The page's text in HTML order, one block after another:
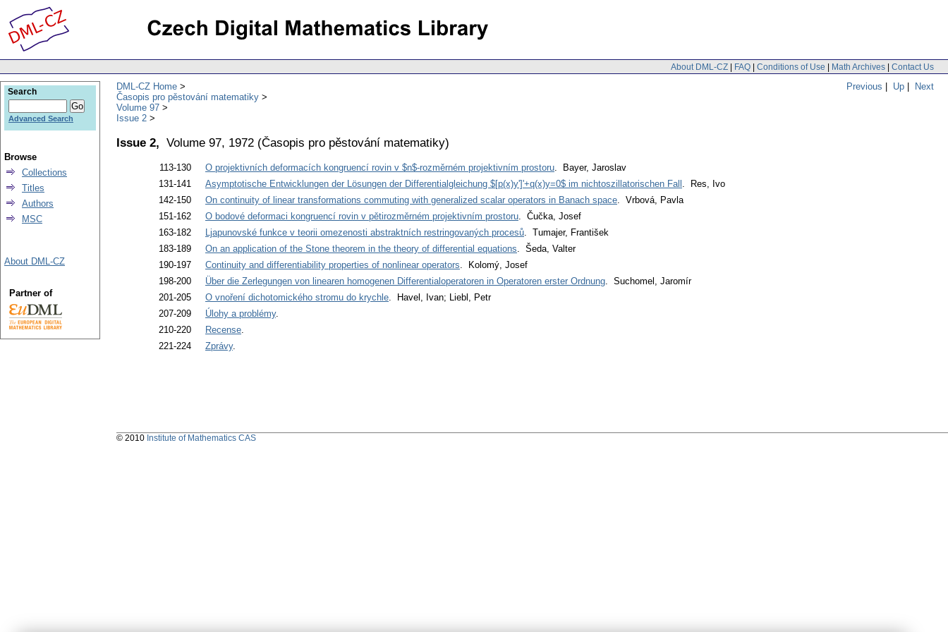
About DML-CZ | FAQ | Conditions of Use | Math Archives | Contact Us
Previous | Up | Next
DML-CZ Home
Časopis pro pěstování matematiky
Volume 97
Issue 2
Issue 2, Volume 97, 1972 (Časopis pro pěstování matematiky)
113-130 O projektivních deformacích kongruencí rovin v $n$-rozměrném projektivním prostoru. Bayer, Jaroslav
131-141
Asymptotische Entwicklungen der Lösungen der Differentialgleichung $[p(x)y']'+q(x)y=0$ im nichtoszillatorischen Fall . Res, Ivo
142-150
On continuity of linear transformations commuting with generalized scalar operators in Banach space. Vrbová, Pavla
151-162
O bodové deformaci kongruencí rovin v pětirozměrném projektivním prostoru. Čučka, Josef
163-182
Ljapunovské funkce v teorii omezenosti abstraktních restringovaných procesů. Tumajer, František
183-189
On an application of the Stone theorem in the theory of differential equations. Šeda, Valter
190-197
Continuity and differentiability properties of nonlinear operators. Kolomý, Josef
198-200
Über die Zerlegungen von linearen homogenen Differentialoperatoren in Operatoren erster Ordnung. Suchomel, Jaromír
201-205
O vnoření dichotomického stromu do krychle. Havel, Ivan; Liebl, Petr
207-209
Úlohy a problémy.
210-220
Recense.
221-224
Zprávy.
Search
Advanced Search
Browse
Collections
Titles
Authors
MSC
About DML-CZ
Partner of
© 2010 Institute of Mathematics CAS